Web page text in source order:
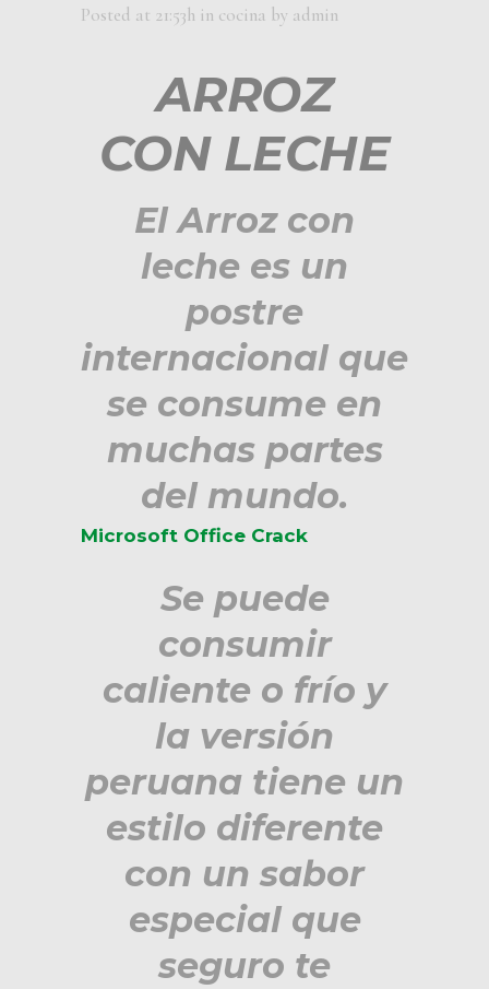
Posted at 21:53h in cocina by admin
ARROZ
CON LECHE
El Arroz con
leche es un
postre
internacional que
se consume en
muchas partes
del mundo.
Microsoft Office Crack
Se puede
consumir
caliente o frío y
la versión
peruana tiene un
estilo diferente
con un sabor
especial que
seguro te